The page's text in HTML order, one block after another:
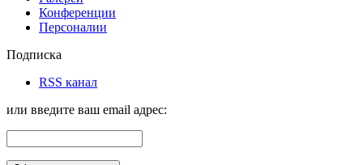
Конференции
Персоналии
Подписка
RSS канал
или введите ваш email адрес: